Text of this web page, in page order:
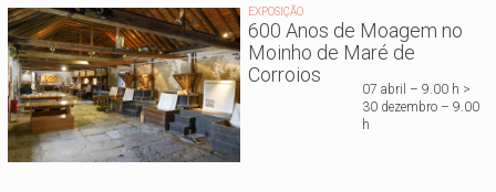
EXPOSIÇÃO
600 Anos de Moagem no
Moinho de Maré de
Corroios
07 abril – 9.00 h >
30 dezembro – 9.00
h